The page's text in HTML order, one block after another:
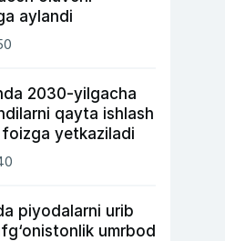
aylandi
2030-yilgacha
qayta ishlash
yetkaziladi
piyodalarni urib
umrbod